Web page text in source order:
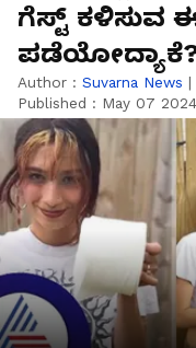
ಗೆಸ್ಟ್ ಕಳಿಸುವ
Author : Suvarna News |
Published : May 07